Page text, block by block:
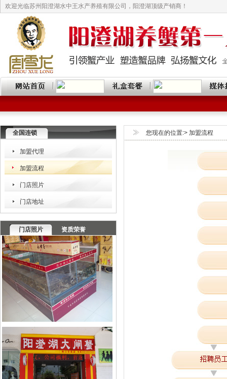
欢迎光临苏州阳澄湖水中王水产养殖有限公司，阳澄湖顶级产销商！
全国连锁
加盟代理
加盟流程
门店照片
门店地址
您现在的位置:> 加盟流程